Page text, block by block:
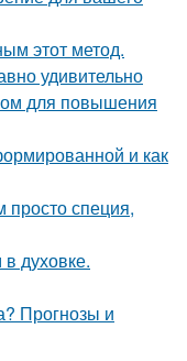
этот метод.
удивительно
для повышения
и как
просто специя,
духовке.
Прогнозы и